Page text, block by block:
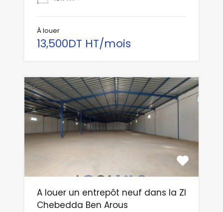
À louer
13,500DT HT/mois
A louer un entrepôt neuf dans la ZI
Chebedda Ben Arous